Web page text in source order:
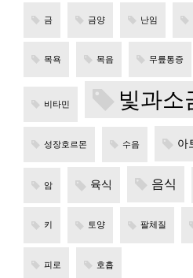
금 금양 난임
목욕 목음 무릎통증
비타민 빛과소
성장호르몬 수음 아
암 육식 음식
키 토양 팔체질
피로 호흡